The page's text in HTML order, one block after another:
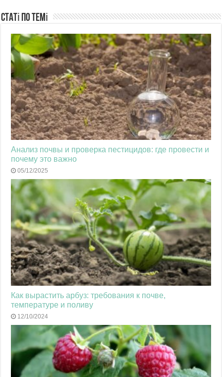
Статі по темі
Анализ почвы и проверка пестицидов: где провести и
почему это важно
05/12/2025
Как вырастить арбуз: требования к почве,
температуре и поливу
12/10/2024